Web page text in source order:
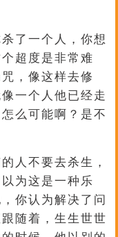
了一个人，你想
超度是非常难
，像这样去修
一个人他已经走
么可能啊？是不
人不要去杀生，
为这是一种乐
你认为解决了问
随着，生生世世